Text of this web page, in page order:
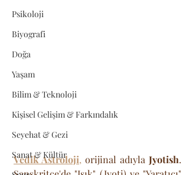
Psikoloji
Biyografi
Doğa
Yaşam
Bilim & Teknoloji
Kişisel Gelişim & Farkındalık
Seyehat & Gezi
Sanat & Kültür
Vedik Astroloji, orijinal adıyla Jyotish.